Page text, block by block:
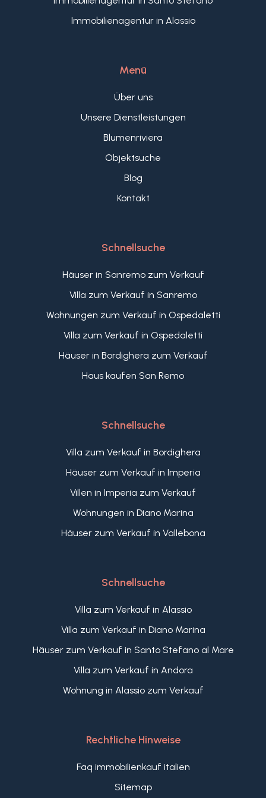
Immobilienagentur in Alassio
Menü
Über uns
Unsere Dienstleistungen
Blumenriviera
Objektsuche
Blog
Kontakt
Schnellsuche
Häuser in Sanremo zum Verkauf
Villa zum Verkauf in Sanremo
Wohnungen zum Verkauf in Ospedaletti
Villa zum Verkauf in Ospedaletti
Häuser in Bordighera zum Verkauf
Haus kaufen San Remo
Schnellsuche
Villa zum Verkauf in Bordighera
Häuser zum Verkauf in Imperia
Villen in Imperia zum Verkauf
Wohnungen in Diano Marina
Häuser zum Verkauf in Vallebona
Schnellsuche
Villa zum Verkauf in Alassio
Villa zum Verkauf in Diano Marina
Häuser zum Verkauf in Santo Stefano al Mare
Villa zum Verkauf in Andora
Wohnung in Alassio zum Verkauf
Rechtliche Hinweise
Faq immobilienkauf italien
Sitemap